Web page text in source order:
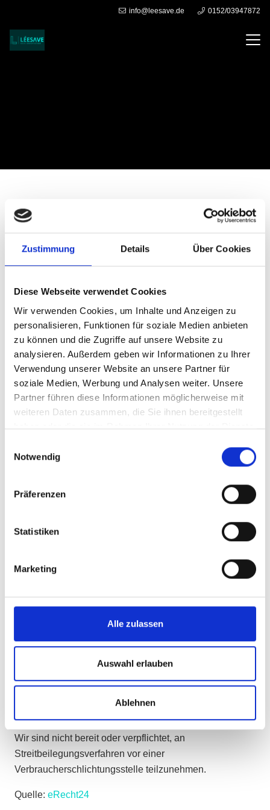
Zustimmung Details Über Cookies
Diese Webseite verwendet Cookies
Wir verwenden Cookies, um Inhalte und Anzeigen zu
personalisieren, Funktionen für soziale Medien anbieten
zu können und die Zugriffe auf unsere Website zu
analysieren. Außerdem geben wir Informationen zu Ihrer
Verwendung unserer Website an unsere Partner für
soziale Medien, Werbung und Analysen weiter. Unsere
Partner führen diese Informationen möglicherweise mit
weiteren Daten zusammen, die Sie ihnen bereitgestellt
haben oder die sie im Rahmen Ihrer Nutzung der Dienste
Notwendig
Präferenzen
Statistiken
Marketing
Alle zulassen
Auswahl erlauben
Ablehnen
info@leesave.de 0152/03947872
Impressum
16767 Leegebruch
E-Mail: info@leesave.de
LéeSaVe ist ein Unternehmen der Firma
Buchführungsservice Andre Salösch e.K.
Vertreten durch:
Andre Salösch
Kontakt
EU-Streitschlichtung
Die Europäische Kommission stellt eine Plattform zur
https://ec.europa.eu/consumers/odr/.
Unsere E-Mail-Adresse finden Sie oben im Impressum.
Verbraucher­streit­
beilegung/Universal­
schlichtungs­stelle
Wir sind nicht bereit oder verpflichtet, an
Streitbeilegungsverfahren vor einer
Verbraucherschlichtungsstelle teilzunehmen.
Quelle: eRecht24